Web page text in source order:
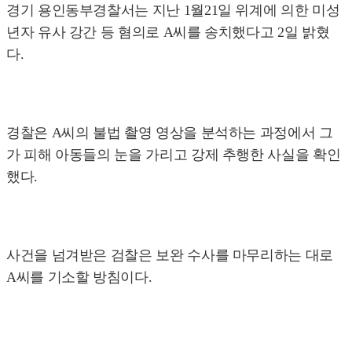
경기 용인동부경찰서는 지난 1월21일 위계에 의한 미성
년자 유사 강간 등 혐의로 A씨를 송치했다고 2일 밝혔
다.
경찰은 A씨의 불법 촬영 영상을 분석하는 과정에서 그
가 피해 아동들의 눈을 가리고 강제 추행한 사실을 확인
했다.
사건을 넘겨받은 검찰은 보완 수사를 마무리하는 대로
A씨를 기소할 방침이다.